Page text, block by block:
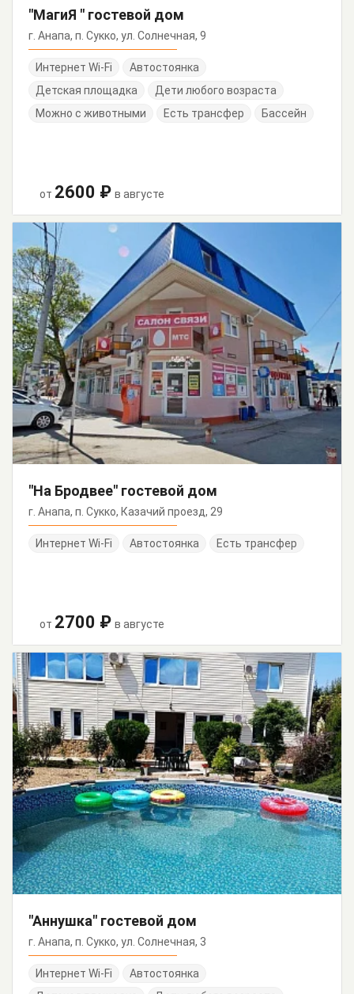
"МагиЯ " гостевой дом
г. Анапа, п. Сукко, ул. Солнечная, 9
Интернет Wi-Fi
Автостоянка
Детская площадка
Дети любого возраста
Можно с животными
Есть трансфер Бассейн
от 2600 ₽ в августе
"На Бродвее" гостевой дом
г. Анапа, п. Сукко, Казачий проезд, 29
Интернет Wi-Fi Автостоянка Есть трансфер
от 2700 ₽ в августе
"Аннушка" гостевой дом
г. Анапа, п. Сукко, ул. Солнечная, 3
Интернет Wi-Fi
Автостоянка